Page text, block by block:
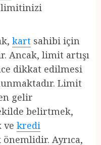
limitinizi
kart sahibi için
Ancak, limit artışı
dikkat edilmesi
Limit
gelir
belirtmek,
ve kredi
Ayrıca,